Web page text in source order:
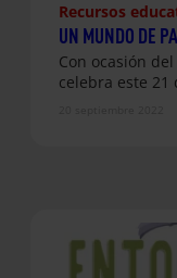
Recursos
UN MUNDO DE
Con ocasión
celebra este 21